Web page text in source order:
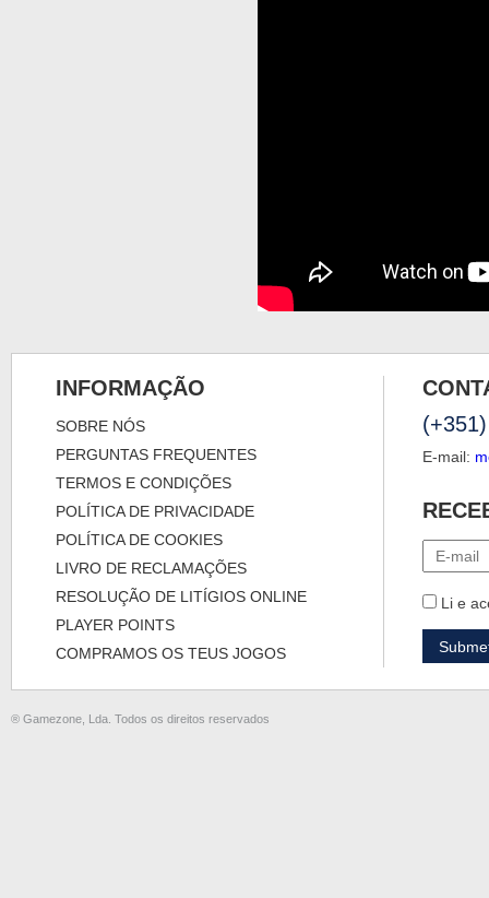
INFORMAÇÃO
SOBRE NÓS
PERGUNTAS FREQUENTES
TERMOS E CONDIÇÕES
POLÍTICA DE PRIVACIDADE
POLÍTICA DE COOKIES
LIVRO DE RECLAMAÇÕES
RESOLUÇÃO DE LITÍGIOS ONLINE
PLAYER POINTS
COMPRAMOS OS TEUS JOGOS
E-mail:
Li e
® Gamezone, Lda. Todos os direitos reservados